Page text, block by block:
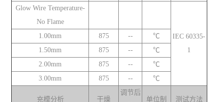
Glow Wire Temperature-
No Flame
IEC 60335-
1
1.00mm 875 --
℃
1.50mm
875 --
℃
2.00mm
875 --
℃
3.00mm
875 -- ℃
充模分析 干燥
调节后
单位制 测试方法